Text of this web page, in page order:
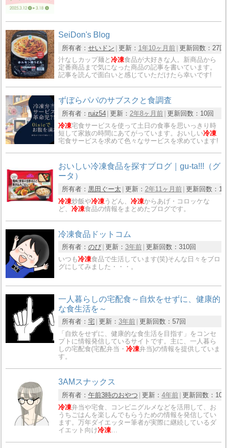
SeiDon's Blog
所有者： せいドン 更新： 1年10ヶ月前 更新回数： 27回
汁なしカップ麺と冷凍食品が大好きな人。新商品から
定番商品まで気になった商品の記事を書いています。
記事を読んで面白いと感じていただけたら幸いです!
ずぼらパパのサブスクと食調査
所有者： ruiz54 更新： 2年8ヶ月前 更新回数： 10回
冷凍宅食サービスを使って土日の食事を思いっきり時
短して家族の時間にあてがっています。おいしい冷凍
宅食サービスを求めて色々なサービスを求めています!
おいしい冷凍食品を探すブログ｜gu-ta!!!（グ
ータ）
所有者： 黒田ぐー太 更新： 2年11ヶ月前 更新回数：
冷凍炒飯や冷凍うどん、冷凍からあげ・コロッケな
ど、冷凍食品の情報をまとめたブログです。
冷凍食品ドットコム
所有者： のび 更新： 3年前 更新回数： 310回
いつも冷凍食品で生活しています(笑)そんな日々をブロ
グにしてみました・・・。
一人暮らしの宅配食～自炊をせずに、健康的
な食生活を～
所有者： 宅 更新： 3年前 更新回数： 57回
「自炊をせずに、健康的な食生活を目指す」をコンセ
プトに情報発信しているサイトです。主に、一人暮ら
しの宅配食(宅配弁当・冷凍弁当)の情報を提供していま
す。
3AMスナックス
所有者： 午前3時のおやつ 更新： 4年前 更新回数： 10
冷凍弁当や宅食、コンビニグルメなどを活用して、お
うちごはんを楽しんでもらうための情報を発信してい
ます。万年ダイエッター筆者が実際に継続しているダ
イエット向け冷凍